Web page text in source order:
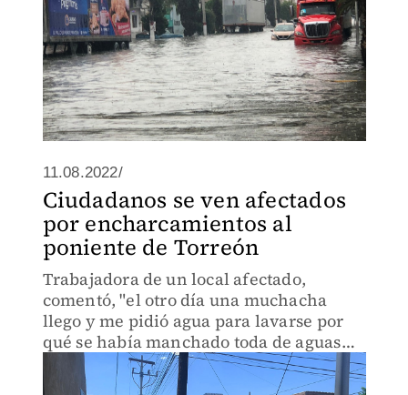
11.08.2022/
Ciudadanos se ven afectados
por encharcamientos al
poniente de Torreón
Trabajadora de un local afectado,
comentó, "el otro día una muchacha
llego y me pidió agua para lavarse por
qué se había manchado toda de aguas
negras".